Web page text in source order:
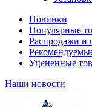
Новинки
Популярные
Распродажи и
Уцененные
Наши новости